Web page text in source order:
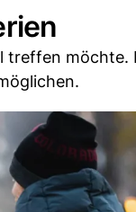
treffen möchte.